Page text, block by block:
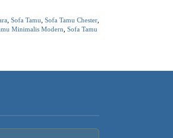
Sofa Tamu Sofa Tamu Chester
Minimalis Modern Sofa Tamu